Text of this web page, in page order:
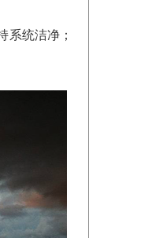
系统洁净；